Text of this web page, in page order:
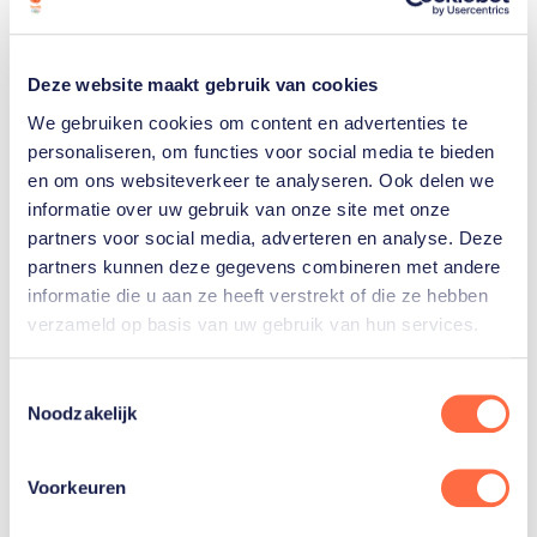
Deze website maakt gebruik van cookies
We gebruiken cookies om content en advertenties te
personaliseren, om functies voor social media te bieden
en om ons websiteverkeer te analyseren. Ook delen we
informatie over uw gebruik van onze site met onze
partners voor social media, adverteren en analyse. Deze
partners kunnen deze gegevens combineren met andere
informatie die u aan ze heeft verstrekt of die ze hebben
verzameld op basis van uw gebruik van hun services.
Noodzakelijk
Voorkeuren
Bewegend vogeldoel
Handboogschieten stond voor het eerst op het
programma van de Olympische Spelen van 1900 in
Parijs. Daarna bleef de sport gehandhaafd in 1904,
1908 en 1920, maar daarna verdween het
handboogschieten van de olympische kalender.
onderdeel bewegend vogeldoel 28 meter. Waar de
echt duidelijk geworden. Er werd namelijk gewoon